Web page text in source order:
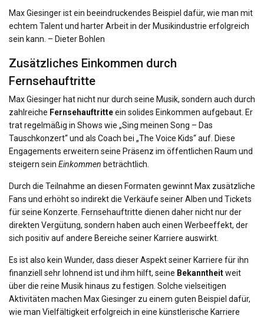
Max Giesinger ist ein beeindruckendes Beispiel dafür, wie man mit
echtem Talent und harter Arbeit in der Musikindustrie erfolgreich
sein kann. – Dieter Bohlen
Zusätzliches Einkommen durch
Fernsehauftritte
Max Giesinger hat nicht nur durch seine Musik, sondern auch durch
zahlreiche Fernsehauftritteein solides Einkommen aufgebaut. Er
trat regelmäßig in Shows wie „Sing meinen Song – Das
Tauschkonzert“ und als Coach bei „The Voice Kids“ auf. Diese
Engagements erweitern seine Präsenz im öffentlichen Raum und
steigern sein Einkommen beträchtlich.
Durch die Teilnahme an diesen Formaten gewinnt Max zusätzliche
Fans und erhöht so indirekt die Verkäufe seiner Alben und Tickets
für seine Konzerte. Fernsehauftritte dienen daher nicht nur der
direkten Vergütung, sondern haben auch einen Werbeeffekt, der
sich positiv auf andere Bereiche seiner Karriere auswirkt.
Es ist also kein Wunder, dass dieser Aspekt seiner Karriere für ihn
finanziell sehr lohnend ist und ihm hilft, seine Bekanntheitweit
über die reine Musik hinaus zu festigen. Solche vielseitigen
Aktivitäten machen Max Giesinger zu einem guten Beispiel dafür,
wie man Vielfältigkeit erfolgreich in eine künstlerische Karriere